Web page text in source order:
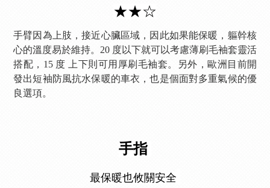
★★☆
手臂因為上肢，接近心臟區域，因此如果能保暖，軀幹核
心的溫度易於維持。20 度以下就可以考慮薄刷毛袖套靈活
搭配，15 度 上下則可用厚刷毛袖套。另外，歐洲目前開
發出短袖防風抗水保暖的車衣，也是個面對多重氣候的優
良選項。
手指
最保暖也攸關安全